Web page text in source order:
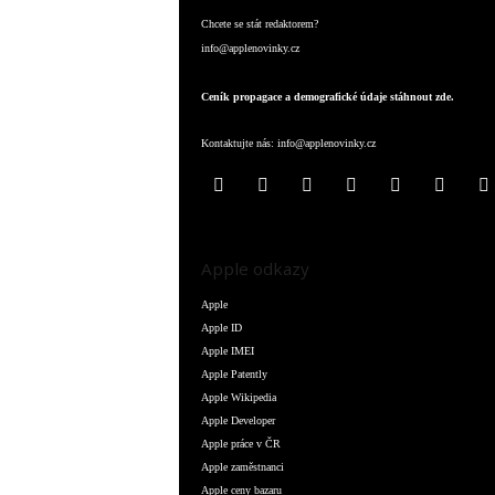
Chcete se stát redaktorem?
info@applenovinky.cz
Ceník propagace a demografické údaje stáhnout zde.
Kontaktujte nás: info@applenovinky.cz
Apple odkazy
Apple
Apple ID
Apple IMEI
Apple Patently
Apple Wikipedia
Apple Developer
Apple práce v ČR
Apple zaměstnanci
Apple ceny bazaru